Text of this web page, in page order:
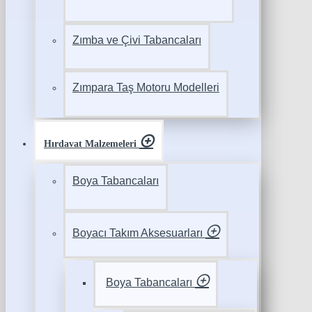
Zımba ve Çivi Tabancaları
Zımpara Taş Motoru Modelleri
Hırdavat Malzemeleri
Boya Tabancaları
Boyacı Takım Aksesuarları
Boya Tabancaları